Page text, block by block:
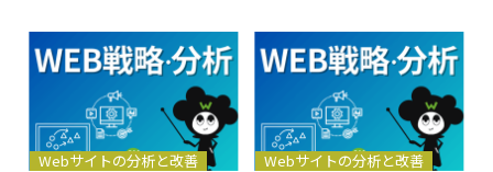
Webサイトの分析と改善 Webサイトの分析と改善